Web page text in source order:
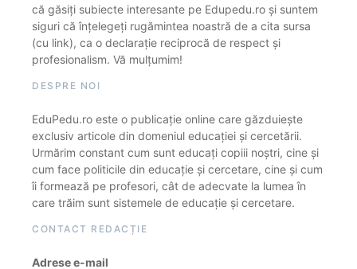
că găsiți subiecte interesante pe Edupedu.ro și suntem
siguri că înțelegeți rugămintea noastră de a cita sursa
(cu link), ca o declarație reciprocă de respect și
profesionalism. Vă mulțumim!
DESPRE NOI
EduPedu.ro este o publicație online care găzduiește
exclusiv articole din domeniul educației și cercetării.
Urmărim constant cum sunt educați copiii noștri, cine și
cum face politicile din educație și cercetare, cine și cum
îi formează pe profesori, cât de adecvate la lumea în
care trăim sunt sistemele de educație și cercetare.
CONTACT REDACȚIE
Adrese e-mail